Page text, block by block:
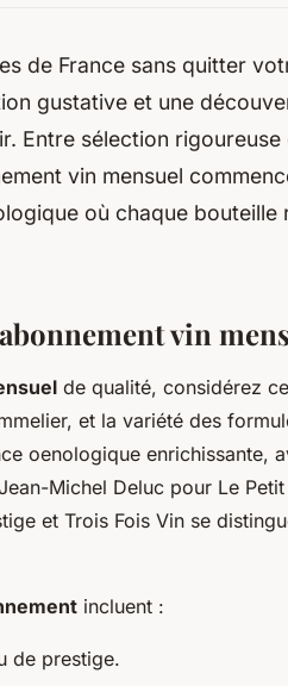
de France sans quitter
gustative et une
Entre sélection
vin mensuel
où chaque bouteille
vin
de qualité, considérez
et la variété des
oenologique enrichissante,
Michel Deluc pour Le
et Trois Fois Vin se
incluent :
de prestige.